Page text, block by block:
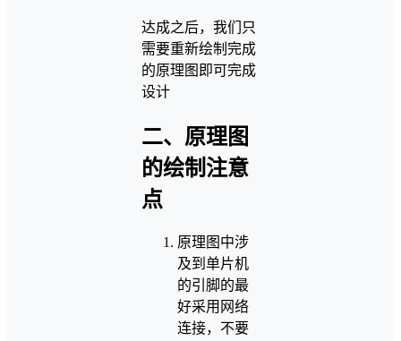
达成之后，我们只
需要重新绘制完成
的原理图即可完成
设计
二、原理图
的绘制注意
点
原理图中涉
及到单片机
的引脚的最
好采用网络
连接，不要